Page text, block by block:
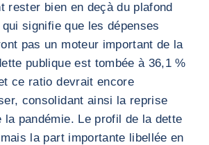
rester bien en deçà du plafond
signifie que les dépenses
pas un moteur important de la
publique est tombée à 36,1 %
ce ratio devrait encore
consolidant ainsi la reprise
la pandémie. Le profil de la dette
la part importante libellée en